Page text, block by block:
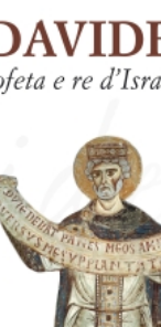
AGGIUNGI AL CARRELLO